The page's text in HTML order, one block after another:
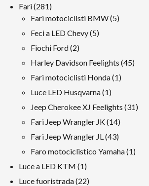
Fari 281281
prodotti
Fari motociclisti BMW 55
Feci a LED Chevy 55
Fiochi Ford 22
prodotti
Harley Davidson Feelights 4545
Fari motociclisti Honda 11
Luce LED Husqvarna 11
prodotto
Jeep Cherokee XJ Feelights 3131
Fari Jeep Wrangler JK 1414
prodotti
Fari Jeep Wrangler JL 4343
prodotti
Faro motociclistico Yamaha 11
Luce a LED KTM 11
prodotto
Luce fuoristrada 2222